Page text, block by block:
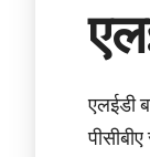
एलईडी